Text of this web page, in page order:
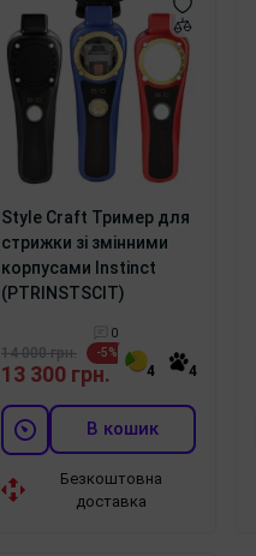
Style Craft Тример для
стрижки зі змінними
корпусами Instinct
(PTRINSTSCIT)
0
4 4
14 000 грн. -5%
13 300 грн.
В кошик
Безкоштовна
доставка